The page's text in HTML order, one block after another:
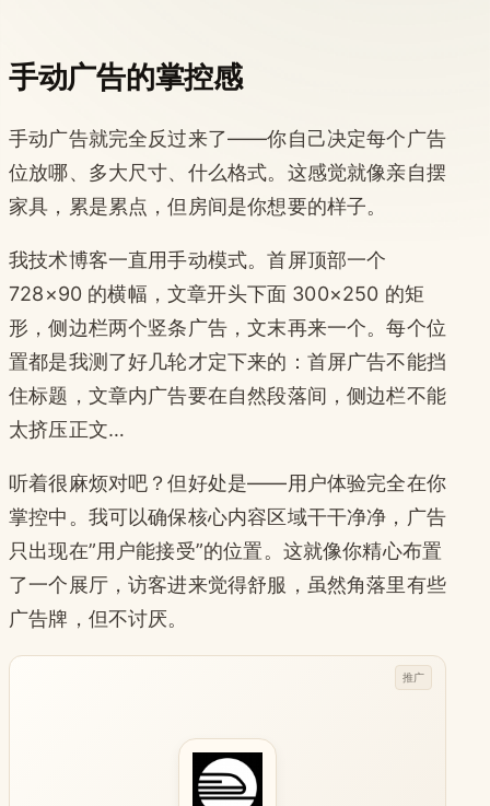
手动广告的掌控感
手动广告就完全反过来了——你自己决定每个广告
位放哪、多大尺寸、什么格式。这感觉就像亲自摆
家具，累是累点，但房间是你想要的样子。
我技术博客一直用手动模式。首屏顶部一个
728×90 的横幅，文章开头下面 300×250 的矩
形，侧边栏两个竖条广告，文末再来一个。每个位
置都是我测了好几轮才定下来的：首屏广告不能挡
住标题，文章内广告要在自然段落间，侧边栏不能
太挤压正文…
听着很麻烦对吧？但好处是——用户体验完全在你
掌控中。我可以确保核心内容区域干干净净，广告
只出现在”用户能接受”的位置。这就像你精心布置
了一个展厅，访客进来觉得舒服，虽然角落里有些
广告牌，但不讨厌。
推广